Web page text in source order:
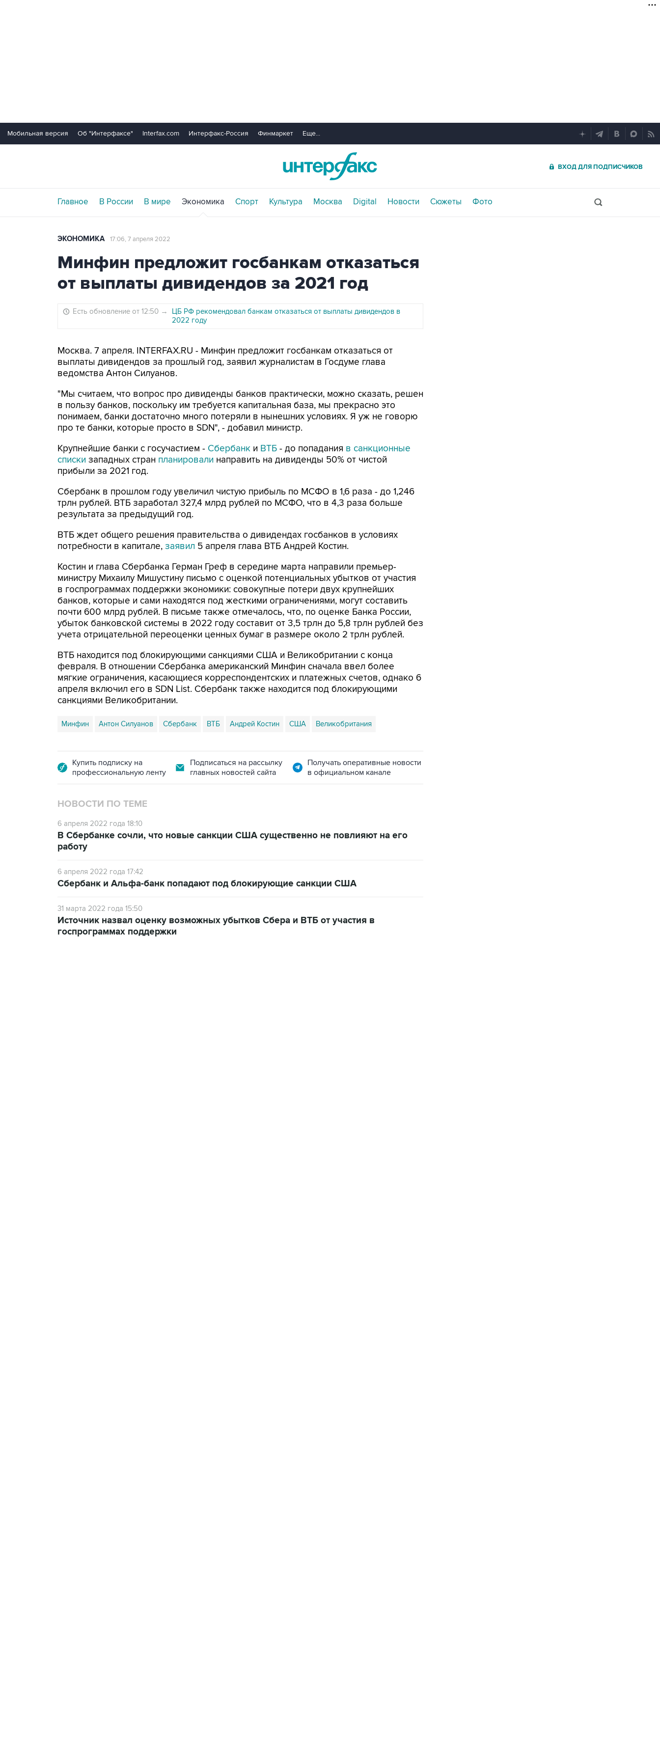
Мобильная версия Об "Интерфаксе" Interfax.com Интерфакс-Россия Финмаркет Еще...
ВХОД ДЛЯ ПОДПИСЧИКОВ
Главное В России В мире Экономика Спорт Культура Москва Digital Новости Сюжеты Фото
ЭКОНОМИКА 17:06, 7 апреля 2022
Минфин предложит госбанкам отказаться
от выплаты дивидендов за 2021 год
Есть обновление от 12:50 →
ЦБ РФ рекомендовал банкам отказаться от выплаты дивидендов в
2022 году
Москва. 7 апреля. INTERFAX.RU - Минфин предложит госбанкам отказаться от
выплаты дивидендов за прошлый год, заявил журналистам в Госдуме глава
ведомства Антон Силуанов.
"Мы считаем, что вопрос про дивиденды банков практически, можно сказать, решен
в пользу банков, поскольку им требуется капитальная база, мы прекрасно это
понимаем, банки достаточно много потеряли в нынешних условиях. Я уж не говорю
про те банки, которые просто в SDN", - добавил министр.
Крупнейшие банки с госучастием - Сбербанк и ВТБ - до попадания в санкционные
списки западных стран планировали направить на дивиденды 50% от чистой
прибыли за 2021 год.
Сбербанк в прошлом году увеличил чистую прибыль по МСФО в 1,6 раза - до 1,246
трлн рублей. ВТБ заработал 327,4 млрд рублей по МСФО, что в 4,3 раза больше
результата за предыдущий год.
ВТБ ждет общего решения правительства о дивидендах госбанков в условиях
потребности в капитале, заявил 5 апреля глава ВТБ Андрей Костин.
Костин и глава Сбербанка Герман Греф в середине марта направили премьер-
министру Михаилу Мишустину письмо с оценкой потенциальных убытков от участия
в госпрограммах поддержки экономики: совокупные потери двух крупнейших
банков, которые и сами находятся под жесткими ограничениями, могут составить
почти 600 млрд рублей. В письме также отмечалось, что, по оценке Банка России,
убыток банковской системы в 2022 году составит от 3,5 трлн до 5,8 трлн рублей без
учета отрицательной переоценки ценных бумаг в размере около 2 трлн рублей.
ВТБ находится под блокирующими санкциями США и Великобритании с конца
февраля. В отношении Сбербанка американский Минфин сначала ввел более
мягкие ограничения, касающиеся корреспондентских и платежных счетов, однако 6
апреля включил его в SDN List. Сбербанк также находится под блокирующими
санкциями Великобритании.
Минфин Антон Силуанов Сбербанк ВТБ Андрей Костин США Великобритания
Купить подписку на
профессиональную ленту
Подписаться на рассылку
главных новостей сайта
Получать оперативные новости
в официальном канале
НОВОСТИ ПО ТЕМЕ
6 апреля 2022 года 18:10
В Сбербанке сочли, что новые санкции США существенно не повлияют на его
работу
6 апреля 2022 года 17:42
Сбербанк и Альфа-банк попадают под блокирующие санкции США
31 марта 2022 года 15:50
Источник назвал оценку возможных убытков Сбера и ВТБ от участия в
госпрограммах поддержки